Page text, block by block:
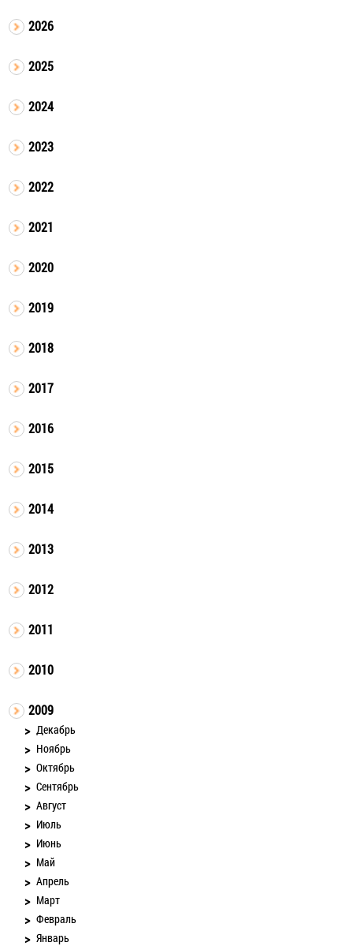
2026
2025
2024
2023
2022
2021
2020
2019
2018
2017
2016
2015
2014
2013
2012
2011
2010
2009
Декабрь
Ноябрь
Октябрь
Сентябрь
Август
Июль
Июнь
Май
Апрель
Март
Февраль
Январь